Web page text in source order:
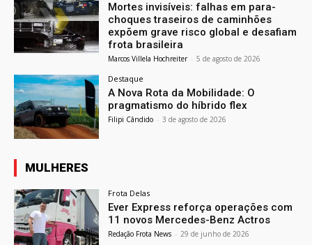
Mortes invisíveis: falhas em para-
choques traseiros de caminhões
expõem grave risco global e desafiam
frota brasileira
Marcos Villela Hochreiter - 5 de agosto de 2026
Destaque
A Nova Rota da Mobilidade: O
pragmatismo do híbrido flex
Filipi Cândido - 3 de agosto de 2026
MULHERES
Frota Delas
Ever Express reforça operações com
11 novos Mercedes-Benz Actros
Redação Frota News - 29 de junho de 2026